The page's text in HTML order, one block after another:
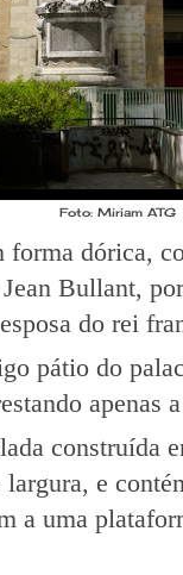
Foto: Miriam ATG
dórica,
Bullant,
do rei
pátio do
apenas
construída
e
a uma